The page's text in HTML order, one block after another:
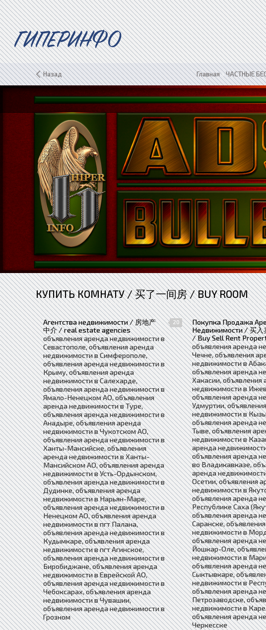
ГИПЕРИНФО
Назад Главная»ЧАСТНЫЕ
КУПИТЬ КОМНАТУ / 买了一间房 / BUY ROOM
Агентства недвижимости / 房地产
中介 / real estate agencies
20
объявления аренда недвижимости в
Севастополе, объявления аренда
недвижимости в Симферополе,
объявления аренда недвижимости в
Крыму, объявления аренда
недвижимости в Салехарде,
объявления аренда недвижимости в
Ямало-Ненецком АО, объявления
аренда недвижимости в Туре,
объявления аренда недвижимости в
Анадыре, объявления аренда
недвижимости в Чукотском АО,
объявления аренда недвижимости в
Ханты-Мансийске, объявления
аренда недвижимости в Ханты-
Мансийском АО, объявления аренда
недвижимости в Усть-Ордынском,
объявления аренда недвижимости в
Дудинке, объявления аренда
недвижимости в Нарьян-Маре,
объявления аренда недвижимости в
Ненецком АО, объявления аренда
недвижимости в пгт Палана,
объявления аренда недвижимости в
Кудымкаре, объявления аренда
недвижимости в пгт Агинское,
объявления аренда недвижимости в
Биробиджане, объявления аренда
недвижимости в Еврейской АО,
объявления аренда недвижимости в
Чебоксарах, объявления аренда
недвижимости в Чувашии,
объявления аренда недвижимости в
Грозном
Покупка Продажа
Недвижимости / 买入
/ Buy Sell Rent
объявления аренда
Чечне, объявления
недвижимости в
объявления аренда
Хакасии, объявления
недвижимости в
объявления аренда
Удмуртии,
недвижимости в
объявления аренда
Тыве, объявления
недвижимости в
аренда
объявления аренда
во Владикавказе,
аренда
Осетии, объявления
недвижимости в
объявления аренда
Республике Саха
объявления аренда
Саранске,
недвижимости в
объявления аренда
Йошкар-Оле,
недвижимости в
объявления аренда
Сыктывкаре,
недвижимости в
объявления аренда
Петрозаводске,
недвижимости в
объявления аренда
Черкесске